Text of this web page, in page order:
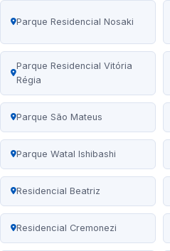
Parque Residencial Nosaki
Parque Residencial Vitória
Régia
Parque São Mateus
Parque Watal Ishibashi
Residencial Beatriz
Residencial Cremonezi